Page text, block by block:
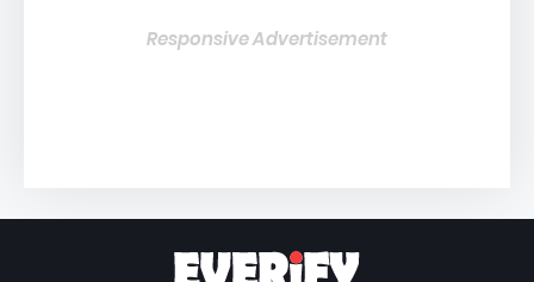
Responsive Advertisement